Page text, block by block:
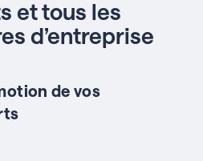
et tous les
d’entreprise
de vos